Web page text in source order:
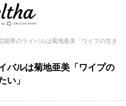
能界のライバルは菊地亜美「ワイプの生き
バルは菊地亜美「ワイプの
い」